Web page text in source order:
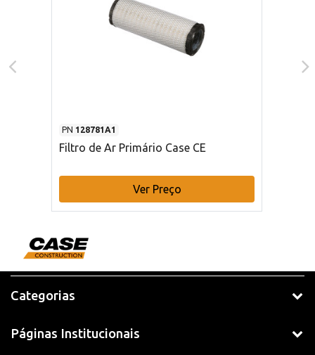
PN 128781A1
Filtro de Ar Primário Case CE
Ver Preço
Categorias
Páginas Institucionais